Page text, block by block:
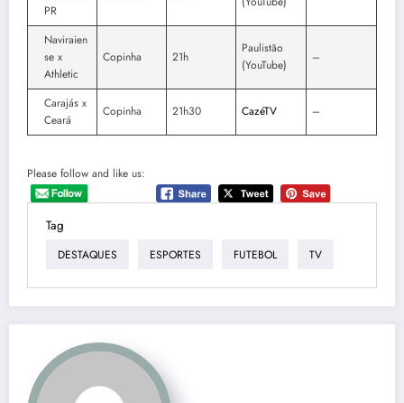
PR
Naviraien
se x
Athletic
Copinha 21h
Paulistão
(YouTube)
–
Carajás x
Ceará
Copinha 21h30 CazéTV –
Please follow and like us:
Tag
DESTAQUES ESPORTES FUTEBOL TV